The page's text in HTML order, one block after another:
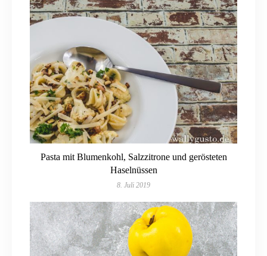
Pasta mit Blumenkohl, Salzzitrone und gerösteten
Haselnüssen
8. Juli 2019